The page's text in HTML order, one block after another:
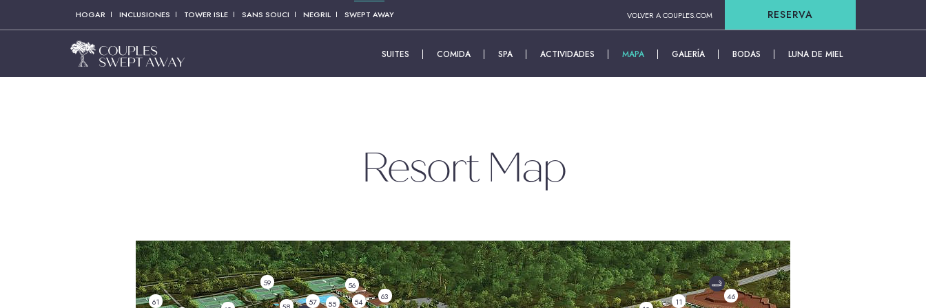
HOGAR INCLUSIONES TOWER ISLE SANS SOUCI NEGRIL SWEPT AWAY VOLVER A COUPLES.COM RESERVA
SUITES COMIDA SPA ACTIVIDADES MAPA GALERÍA BODAS LUNA DE MIEL
Seleccione
Resort Map
11
46
54
55
56
57
59
61
63